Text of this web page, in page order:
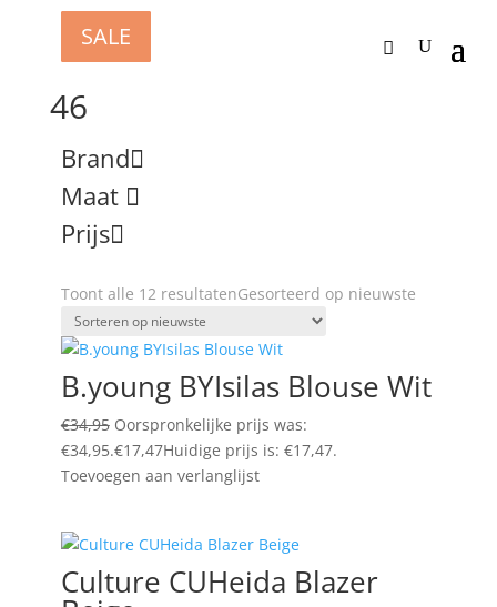
46
Brand
Maat
Prijs
Toont alle 12 resultatenGesorteerd op nieuwste
SALE
B.young BYIsilas Blouse Wit
€34,95 Oorspronkelijke prijs was:
€34,95.€17,47Huidige prijs is: €17,47.
Toevoegen aan verlanglijst
Culture CUHeida Blazer
SALE
SALE
SALE
SALE
SALE
SALE
SALE
SALE